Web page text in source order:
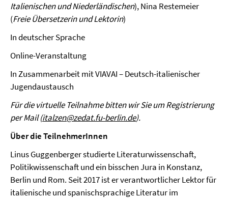
Italienischen und Niederländischen), Nina Restemeier
(Freie Übersetzerin und Lektorin)
In deutscher Sprache
Online-Veranstaltung
In Zusammenarbeit mit VIAVAI – Deutsch-italienischer
Jugendaustausch
Für die virtuelle Teilnahme bitten wir Sie um Registrierung
per Mail (italzen@zedat.fu-berlin.de).
Über die TeilnehmerInnen
Linus Guggenberger studierte Literaturwissenschaft,
Politikwissenschaft und ein bisschen Jura in Konstanz,
Berlin und Rom. Seit 2017 ist er verantwortlicher Lektor für
italienische und spanischsprachige Literatur im